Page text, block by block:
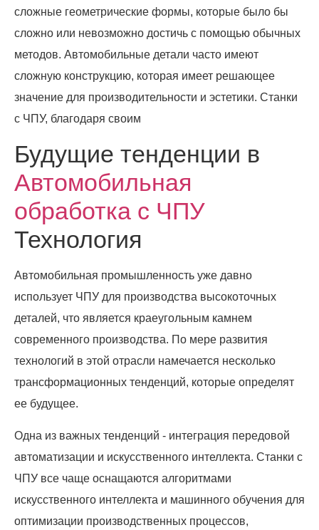
сложные геометрические формы, которые было бы
сложно или невозможно достичь с помощью обычных
методов. Автомобильные детали часто имеют
сложную конструкцию, которая имеет решающее
значение для производительности и эстетики. Станки
с ЧПУ, благодаря своим
Будущие тенденции в
Автомобильная
обработка с ЧПУ
Технология
Автомобильная промышленность уже давно
использует ЧПУ для производства высокоточных
деталей, что является краеугольным камнем
современного производства. По мере развития
технологий в этой отрасли намечается несколько
трансформационных тенденций, которые определят
ее будущее.
Одна из важных тенденций - интеграция передовой
автоматизации и искусственного интеллекта. Станки с
ЧПУ все чаще оснащаются алгоритмами
искусственного интеллекта и машинного обучения для
оптимизации производственных процессов,